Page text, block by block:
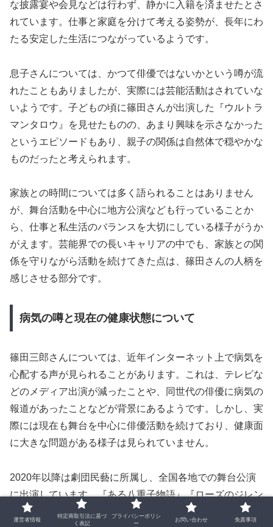
な披露宴や会見などは行わず、静かに入籍を済ませたとさ
れています。仕事と家庭を分けて考える姿勢が、長年にわ
たる安定した生活につながっているようです。
息子さんについては、かつて俳優ではないかという噂が流
れたこともありましたが、実際には芸能活動はされていな
いようです。子どもの頃に篠田さんが出演した『ウルトラ
マンタロウ』を見せたものの、あまり興味を示さなかった
というエピソードもあり、親子の関係は自然体で穏やかな
ものだったと考えられます。
家族との時間については多く語られることはありません
が、舞台活動を中心に地方公演なども行っていることか
ら、仕事と私生活のバランスを大切にしている様子がうか
がえます。芸能界での長いキャリアの中でも、家族との関
係を守りながら活動を続けてきた点は、篠田さんの人柄を
感じさせる部分です。
病気の噂と現在の健康状態について
篠田三郎さんについては、近年インターネット上で病気を
心配する声が見られることがあります。これは、テレビな
どのメディア出演が減ったことや、同世代の俳優に病気の
報道があったことなどが背景にあるようです。しかし、実
際には現在も舞台を中心に俳優活動を続けており、健康面
に大きな問題がある様子は見られていません。
2020年以降は劇団民藝に所属し、全国各地での舞台公演
に出演しています。『ある八重子物語』『ローズのジレン
マ』『八月の鯨』など、長時間の舞台にも継続して出演し
運営者情報
特定商取引法に基づ
く表記
プライバシーポリシ
ー
お問い合わせ 免責事項